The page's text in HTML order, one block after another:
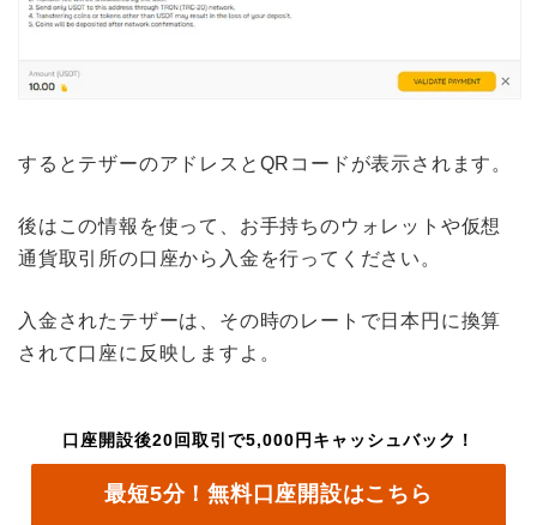
するとテザーのアドレスとQRコードが表示されます。
後はこの情報を使って、お手持ちのウォレットや仮想
通貨取引所の口座から入金を行ってください。
入金されたテザーは、その時のレートで日本円に換算
されて口座に反映しますよ。
口座開設後20回取引で5,000円キャッシュバック！
最短5分！無料口座開設はこちら